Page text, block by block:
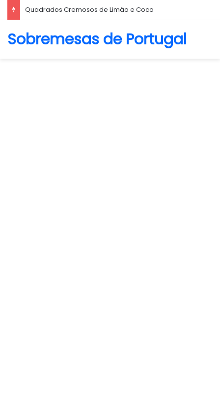
Biscoito Amanteigado
Sobremesas de Portugal